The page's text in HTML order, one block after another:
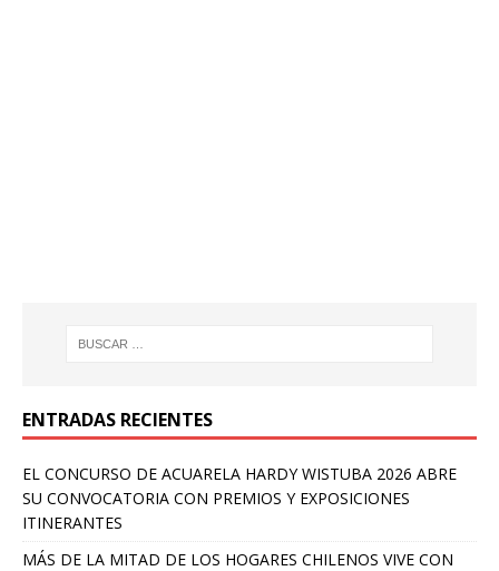
ENTRADAS RECIENTES
EL CONCURSO DE ACUARELA HARDY WISTUBA 2026 ABRE
SU CONVOCATORIA CON PREMIOS Y EXPOSICIONES
ITINERANTES
MÁS DE LA MITAD DE LOS HOGARES CHILENOS VIVE CON